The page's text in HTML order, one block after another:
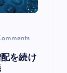
を続け